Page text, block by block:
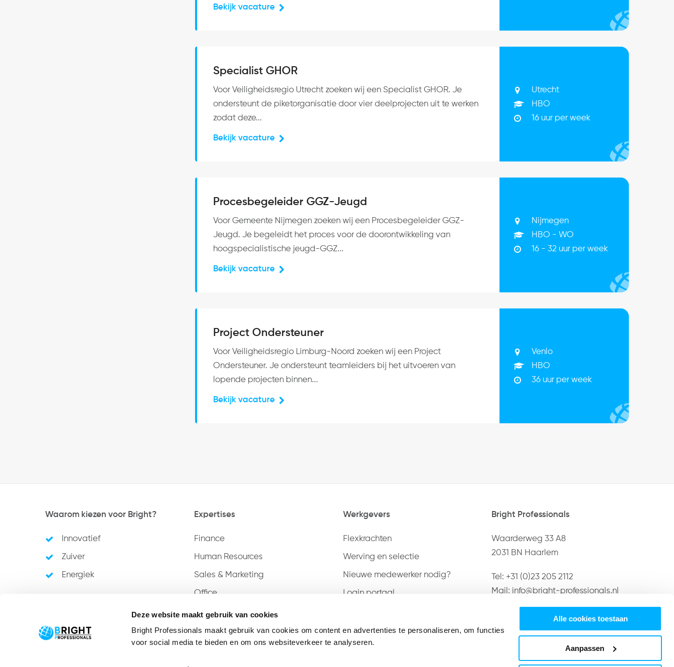
Deze website maakt gebruik van cookies
Bright Professionals maakt gebruik van cookies om content en advertenties te personaliseren, om functies
voor social media te bieden en om ons websiteverkeer te analyseren.
Alle cookies toestaan
Aanpassen
Bekijk vacature
Specialist GHOR
Voor Veiligheidsregio Utrecht zoeken wij een Specialist GHOR. Je
ondersteunt de piketorganisatie door vier deelprojecten uit te werken
zodat deze...
Bekijk vacature
Utrecht
HBO
16 uur per week
Procesbegeleider GGZ-Jeugd
Voor Gemeente Nijmegen zoeken wij een Procesbegeleider GGZ-
Jeugd. Je begeleidt het proces voor de doorontwikkeling van
hoogspecialistische jeugd-GGZ...
Bekijk vacature
Nijmegen
HBO - WO
16 - 32 uur per week
Project Ondersteuner
Voor Veiligheidsregio Limburg-Noord zoeken wij een Project
Ondersteuner. Je ondersteunt teamleiders bij het uitvoeren van
lopende projecten binnen...
Bekijk vacature
Venlo
HBO
36 uur per week
Waarom kiezen voor Bright?
Innovatief
Zuiver
Energiek
Expertises
Finance
Human Resources
Sales & Marketing
Office
Werkgevers
Flexkrachten
Werving en selectie
Nieuwe medewerker nodig?
Login portaal
Bright Professionals
Waarderweg 33 A8
2031 BN Haarlem
Tel: +31 (0)23 205 2112
Mail: info@bright-professionals.nl